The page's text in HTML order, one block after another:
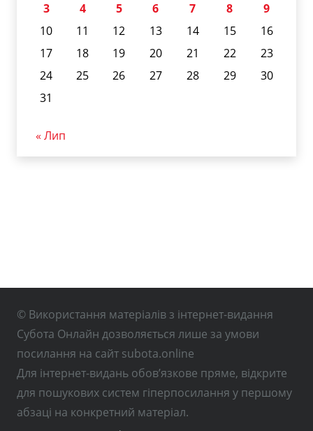
3
4 5 6 7 8
9
10
11 12 13 14 15
16
17
18 19 20 21 22
23
24
25 26 27 28 29
30
31
« Лип
© Використання матеріалів з інтернет-видання
Субота Онлайн дозволяється лише за умови
посилання на сайт subota.online
Для інтернет-видань обов’язкове пряме, відкрите
для пошукових систем гіперпосилання у першому
абзаці на конкретний матеріал.